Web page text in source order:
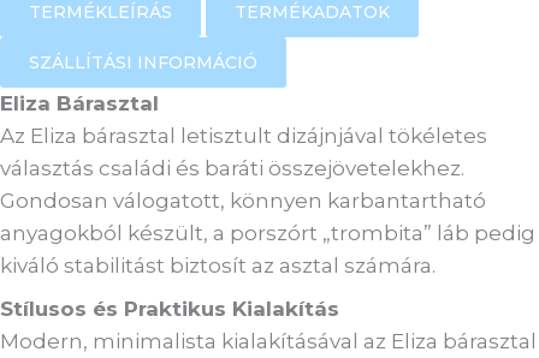
TERMÉKLEÍRÁS TERMÉKADATOK
SZÁLLÍTÁSI INFORMÁCIÓ
Eliza Bárasztal
Az Eliza bárasztal letisztult dizájnjával tökéletes
választás családi és baráti összejövetelekhez.
Gondosan válogatott, könnyen karbantartható
anyagokból készült, a porszórt „trombita” láb pedig
kiváló stabilitást biztosít az asztal számára.
Stílusos és Praktikus Kialakítás
Modern, minimalista kialakításával az Eliza bárasztal